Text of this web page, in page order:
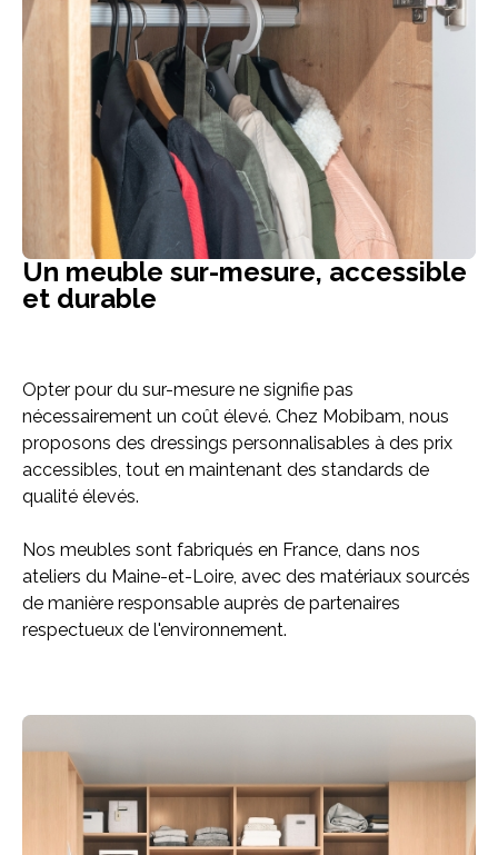
Un meuble sur-mesure, accessible
et durable
Opter pour du sur-mesure ne signifie pas
nécessairement un coût élevé. Chez Mobibam, nous
proposons des dressings personnalisables à des prix
accessibles, tout en maintenant des standards de
qualité élevés.
Nos meubles sont fabriqués en France, dans nos
ateliers du Maine-et-Loire, avec des matériaux sourcés
de manière responsable auprès de partenaires
respectueux de l'environnement.